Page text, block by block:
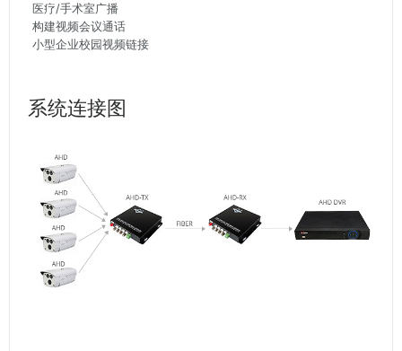
医疗/手术室广播
构建视频会议通话
小型企业校园视频链接
系统连接图